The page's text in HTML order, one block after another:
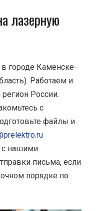
лазерную
городе Каменске-
Работаем и
России.
с
файлы и
с нашими
письма, если
порядке по